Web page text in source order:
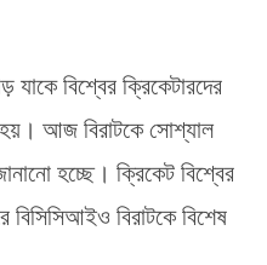
বিশ্বের ক্রিকেটারদের
আজ বিরাটকে সোশ্যাল
হচ্ছে। ক্রিকেট বিশ্বের
বিরাটকে বিশেষ